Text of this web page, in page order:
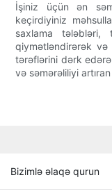
İşiniz üçün ən
keçirdiyiniz
saxlama
qiymətləndirərək
tərəflərini dərk
və səmərəliliyi
Bizimlə əlaqə qurun